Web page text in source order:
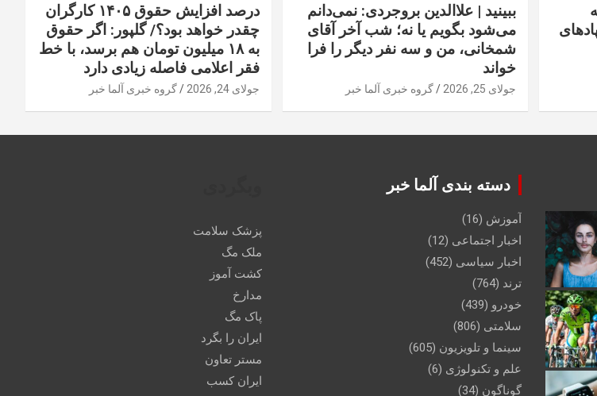
ببینید | علاالدین بروجردی: نمی‌دانم
می‌شود بگویم یا نه؛ شب آخر آقای
شمخانی، من و سه نفر دیگر را فرا
خواند
جولای 25, 2026 گروه خبری آلما خبر
درصد افزایش حقوق ۱۴۰۵ کارگران
چقدر خواهد بود؟/ گلپور: اگر حقوق
به ۱۸ میلیون تومان هم برسد، با خط
فقر اعلامی فاصله زیادی دارد
جولای 24, 2026 گروه خبری آلما خبر
دسته بندی آلما خبر
آموزش (16)
اخبار اجتماعی (12)
اخبار سیاسی (452)
ترند (764)
خودرو (439)
سلامتی (806)
سینما و تلویزیون (605)
علم و تکنولوژی (6)
گوناگون (34)
پزشک سلامت
ملک مگ
کشت آموز
مدارخ
پاک مگ
ایران را بگرد
مستر تعاون
ایران کسب